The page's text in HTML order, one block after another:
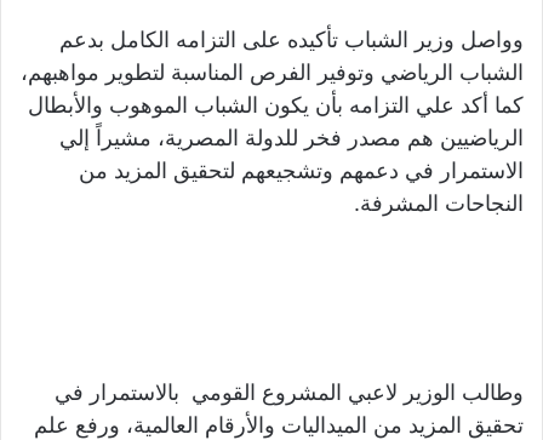
وواصل وزير الشباب تأكيده على التزامه الكامل بدعم
الشباب الرياضي وتوفير الفرص المناسبة لتطوير مواهبهم،
كما أكد علي التزامه بأن يكون الشباب الموهوب والأبطال
الرياضيين هم مصدر فخر للدولة المصرية، مشيراً إلي
الاستمرار في دعمهم وتشجيعهم لتحقيق المزيد من
النجاحات المشرفة.
وطالب الوزير لاعبي المشروع القومي بالاستمرار في
تحقيق المزيد من الميداليات والأرقام العالمية، ورفع علم